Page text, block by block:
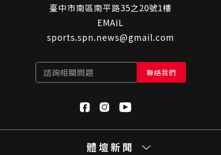
臺中市南區南平路35之20號1樓
EMAIL
sports.spn.news@gmail.com
諮詢相關問題 聯絡我們
體壇新聞